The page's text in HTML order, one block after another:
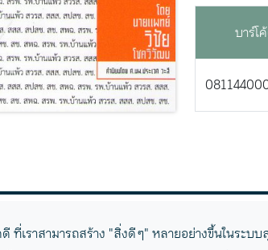
บาร์โ
ที่เราสามารถสร้าง "สิ่งดี ๆ" หลายอย่างขึ้นในระ